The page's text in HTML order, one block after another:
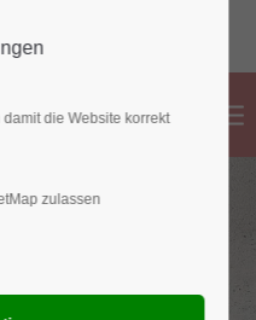
ahlen.de
die Website korrekt
zulassen